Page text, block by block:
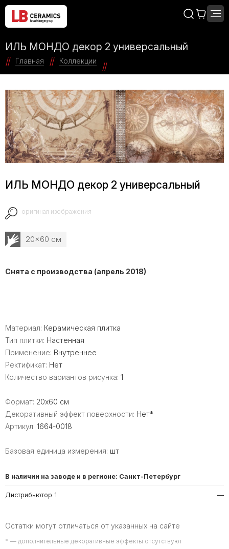
ИЛЬ МОНДО декор 2 универсальный
Главная Коллекции
ИЛЬ МОНДО декор 2 универсальный
оригинал изображения
20x60 см
Снята с производства (апрель 2018)
Материал: Керамическая плитка
Тип плитки: Настенная
Применение: Внутреннее
Ректификат: Нет
Количество вариантов рисунка: 1
Формат: 20x60 см
Декоративный эффект поверхности: Нет*
Артикул: 1664-0018
Базовая единица измерения: шт
В наличии на заводе и в регионе: Санкт-Петербург
Дистрибьютор 1 —
Остатки могут отличаться от указанных на сайте
* — дополнительные декоративные эффекты отсутствуют